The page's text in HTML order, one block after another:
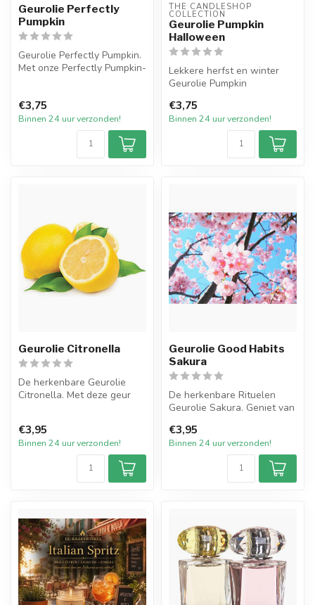
Geurolie Perfectly
Pumpkin
Geurolie Perfectly Pumpkin.
Met onze Perfectly Pumpkin-
€3,75
Binnen 24 uur verzonden!
THE CANDLESHOP
COLLECTION
Geurolie Pumpkin
Halloween
Lekkere herfst en winter
Geurolie Pumpkin
nieuwe geuren in...
€3,75
Binnen 24 uur verzonden!
Geurolie Citronella
De herkenbare Geurolie
Citronella. Met deze geur
€3,95
Binnen 24 uur verzonden!
Geurolie Good Habits
Sakura
De herkenbare Rituelen
Geurolie Sakura. Geniet van
va...
€3,95
Binnen 24 uur verzonden!